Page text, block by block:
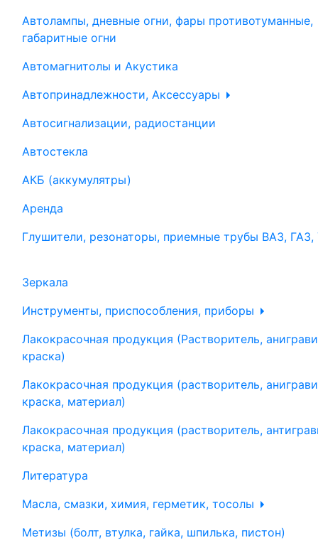
Автолампы, дневные огни, фары противотуманные,
габаритные огни
Автомагнитолы и Акустика
Автопринадлежности, Аксессуары
Автосигнализации, радиостанции
Автостекла
АКБ (аккумулятры)
Аренда
Глушители, резонаторы, приемные трубы ВАЗ, ГАЗ,
Зеркала
Инструменты, приспособления, приборы
Лакокрасочная продукция (Растворитель,
краска)
Лакокрасочная продукция (растворитель,
краска, материал)
Лакокрасочная продукция (растворитель,
краска, материал)
Литература
Масла, смазки, химия, герметик, тосолы
Метизы (болт, втулка, гайка, шпилька, пистон)